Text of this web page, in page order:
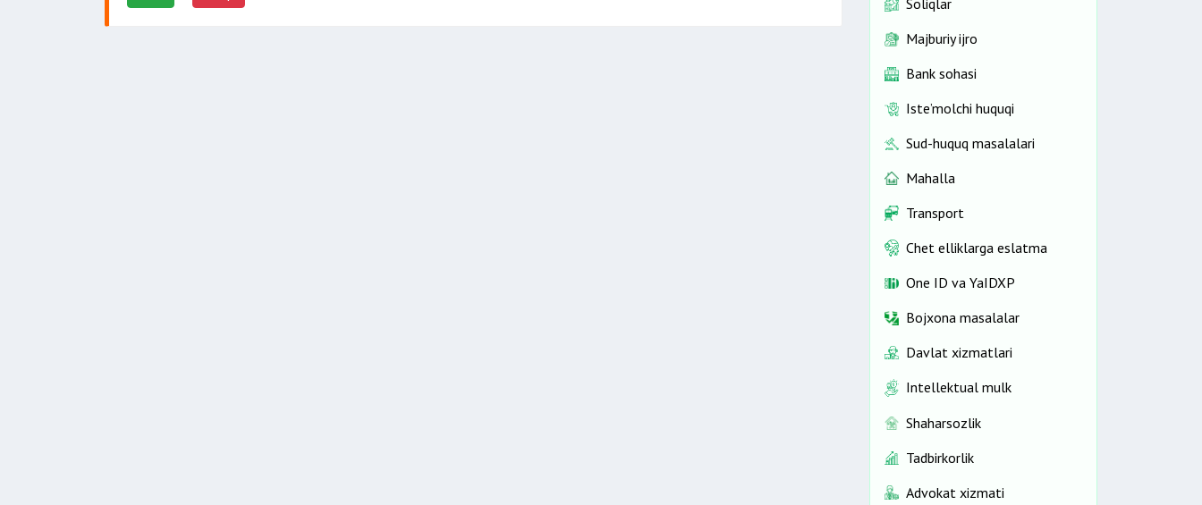
Soliqlar
Majburiy ijro
Bank sohasi
Iste’molchi huquqi
Sud-huquq masalalari
Mahalla
Transport
Chet elliklarga eslatma
One ID vа YaIDXP
Bojxona masalalar
Davlat xizmatlari
Intellektual mulk
Shaharsozlik
Tadbirkorlik
Advokat xizmati